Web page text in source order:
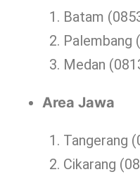
Batam
Palembang
Medan
Area Jawa
Tangerang
Cikarang